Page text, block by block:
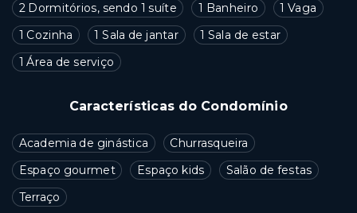
2 Dormitórios, sendo 1 suíte 1 Banheiro
1 Vaga
1 Cozinha
1 Sala de jantar
1 Sala de estar
1 Área de serviço
Características do Condomínio
Academia de ginástica
Churrasqueira
Espaço gourmet
Espaço kids
Salão de festas
Terraço